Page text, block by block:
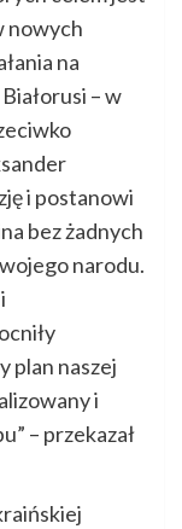
nowych
na
– w
i postanowi
bez żadnych
narodu.
plan naszej
i
– przekazał